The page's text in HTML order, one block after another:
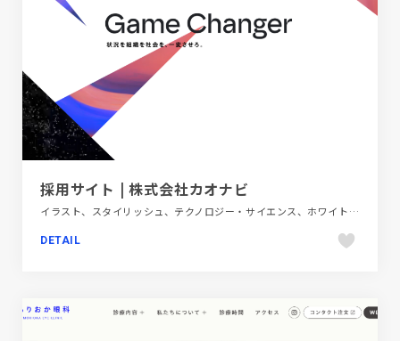
採用サイト | 株式会社カオナビ
イラスト、スタイリッシュ、テクノロジー・サイエンス、ホワイト系、新卒・中途採用サイト
DETAIL